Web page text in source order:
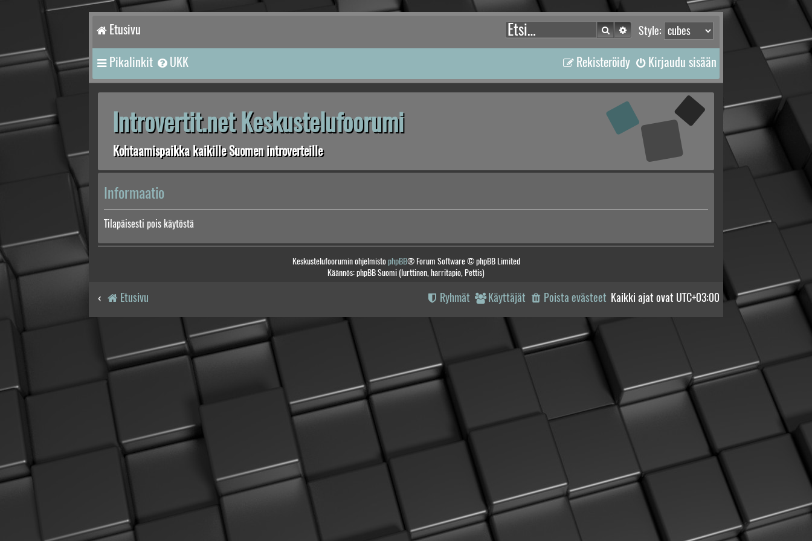
Etusivu Style:
Etsi Tarkennettu haku
Pikalinkit UKK Kirjaudu sisään
Rekisteröidy
Introvertit.net Keskustelufoorumi
Kohtaamispaikka kaikille Suomen introverteille
Informaatio
Tilapäisesti pois käytöstä
Keskustelufoorumin ohjelmistophpBB® Forum Software © phpBB Limited
Käännös: phpBB Suomi (lurttinen, harritapio, Pettis)
Etusivu Kaikki ajat ovat UTC+03:00
Poista evästeet
Käyttäjät
Ryhmät